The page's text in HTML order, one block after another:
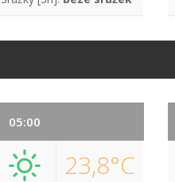
05:00
23,8°C